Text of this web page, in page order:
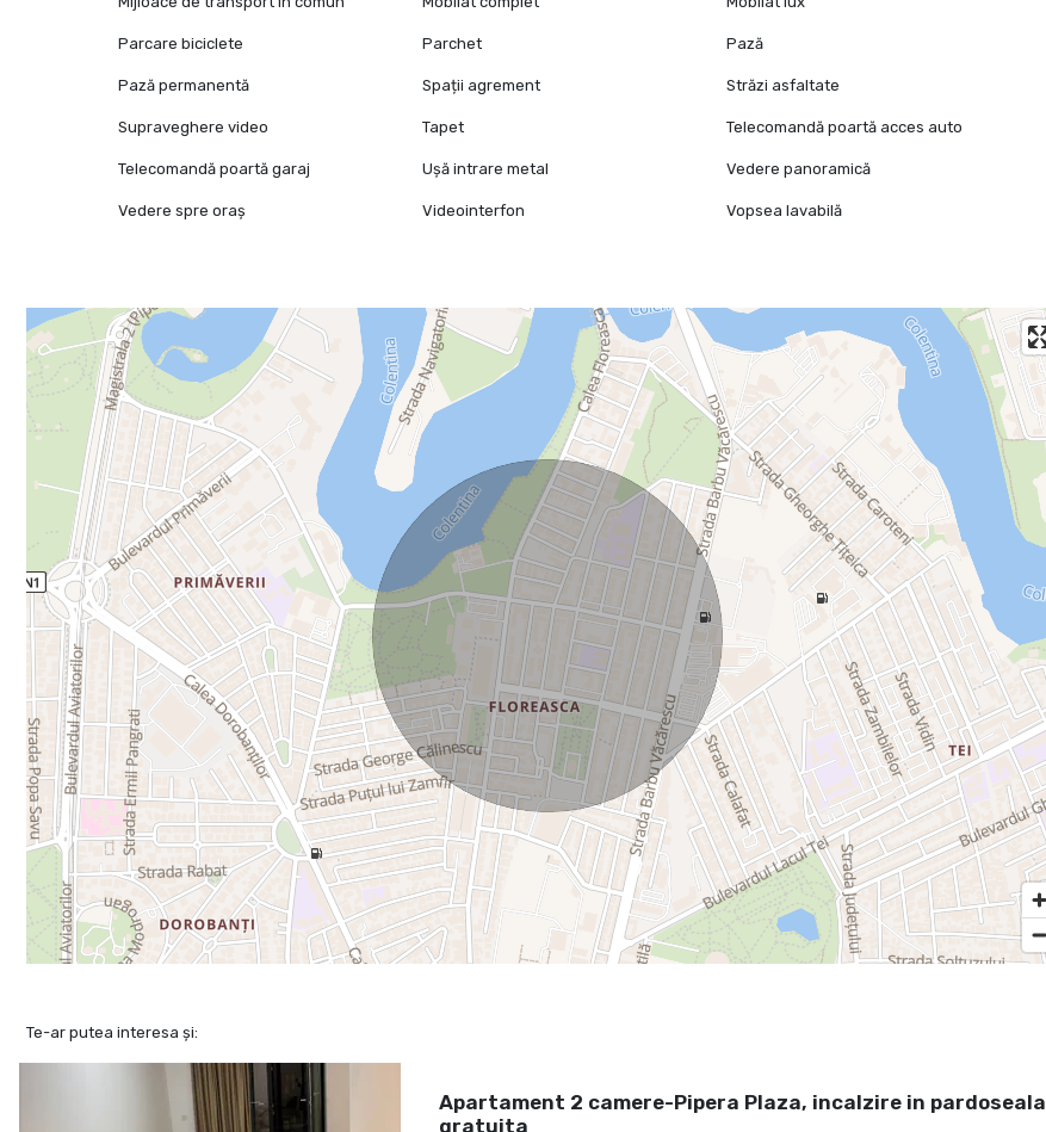
Parcare biciclete Parchet Pază
Pază permanentă Spații agrement Străzi asfaltate
Supraveghere video Tapet Telecomandă poartă acces auto
Telecomandă poartă garaj Ușă intrare metal Vedere panoramică
Vedere spre oraș Videointerfon Vopsea lavabilă
Te-ar putea interesa și:
Apartament 2 camere-Pipera Plaza, incalzire in pardoseala
gratuita